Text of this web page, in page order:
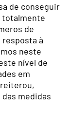
de conseguir
totalmente
de
à
neste
nível de
em
medidas